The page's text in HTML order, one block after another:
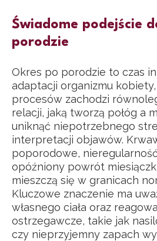
Świadome podejście
porodzie
Okres po porodzie to czas
adaptacji organizmu
procesów zachodzi
relacji, jaką tworzą połóg a
uniknąć niepotrzebnego
interpretacji objawów.
poporodowe,
opóźniony powrót
mieszczą się w granicach
Kluczowe znaczenie ma
własnego ciała oraz
ostrzegawcze, takie jak
czy nieprzyjemny zapach